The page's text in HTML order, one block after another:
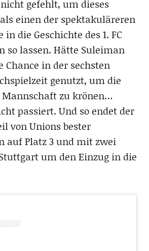
gefehlt, um dieses
einen der spektakuläreren
die Geschichte des 1. FC
so lassen. Hätte Suleiman
Chance in der sechsten
genutzt, um die
Mannschaft zu krönen…
passiert. Und so endet der
von Unions bester
auf Platz 3 und mit zwei
um den Einzug in die